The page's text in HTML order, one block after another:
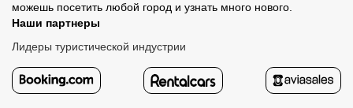
можешь посетить любой город и узнать много нового.
Наши партнеры
Лидеры туристической индустрии